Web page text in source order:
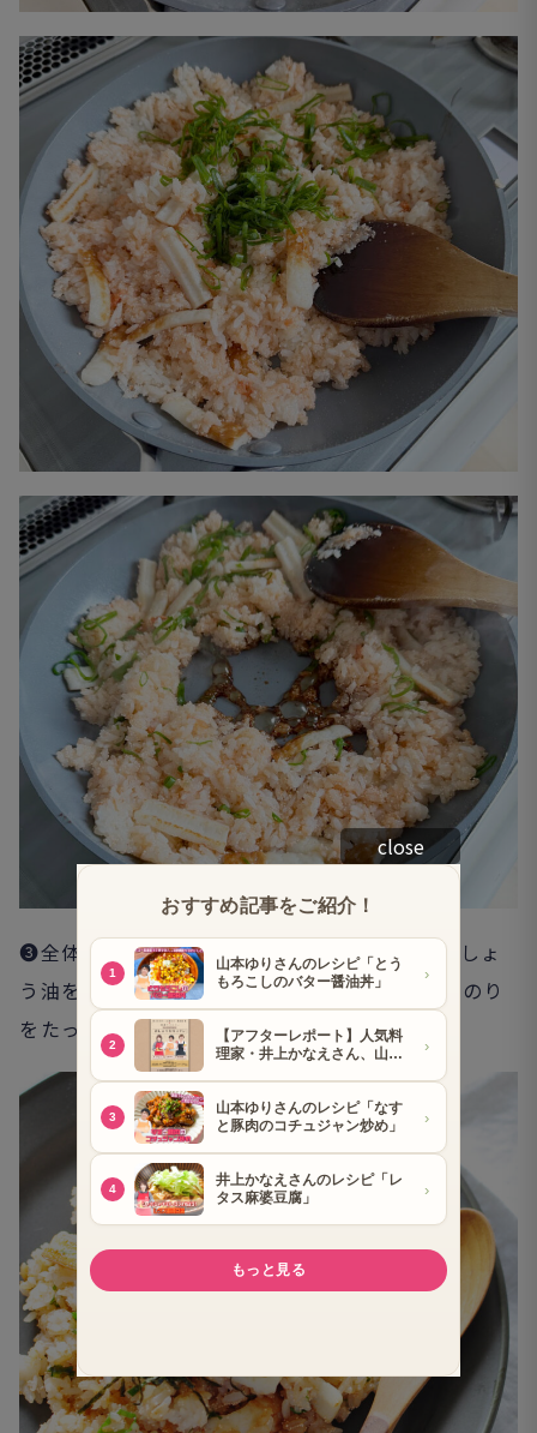
❸全体がなじんだら、青ネギを加えて、最後にしょ
う油をまわし入れてよく炒め、皿に盛る。刻みのり
をたっぷりとのせる。
close